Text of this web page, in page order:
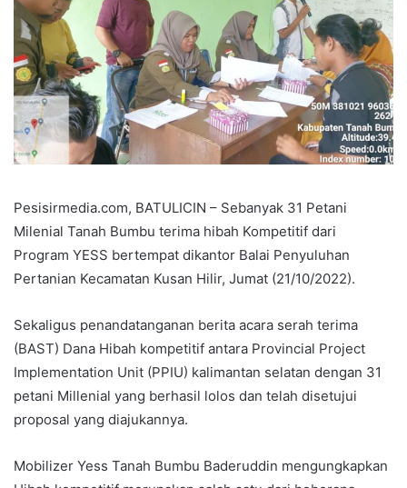
Pesisirmedia.com, BATULICIN – Sebanyak 31 Petani
Milenial Tanah Bumbu terima hibah Kompetitif dari
Program YESS bertempat dikantor Balai Penyuluhan
Pertanian Kecamatan Kusan Hilir, Jumat (21/10/2022).
Sekaligus penandatanganan berita acara serah terima
(BAST) Dana Hibah kompetitif antara Provincial Project
Implementation Unit (PPIU) kalimantan selatan dengan 31
petani Millenial yang berhasil lolos dan telah disetujui
proposal yang diajukannya.
Mobilizer Yess Tanah Bumbu Baderuddin mengungkapkan